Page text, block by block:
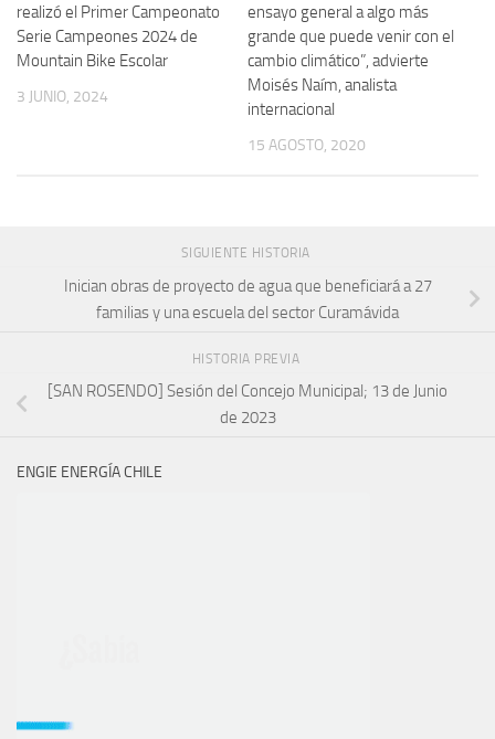
realizó el Primer Campeonato
Serie Campeones 2024 de
Mountain Bike Escolar
3 JUNIO, 2024
ensayo general a algo más
grande que puede venir con el
cambio climático”, advierte
Moisés Naím, analista
internacional
15 AGOSTO, 2020
SIGUIENTE HISTORIA
Inician obras de proyecto de agua que beneficiará a 27
familias y una escuela del sector Curamávida
HISTORIA PREVIA
[SAN ROSENDO] Sesión del Concejo Municipal; 13 de Junio
de 2023
ENGIE ENERGÍA CHILE